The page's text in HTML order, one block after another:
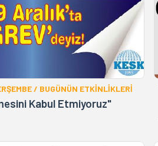
/ BUGÜNÜN ETKİNLİKLERİ
Kabul Etmiyoruz"